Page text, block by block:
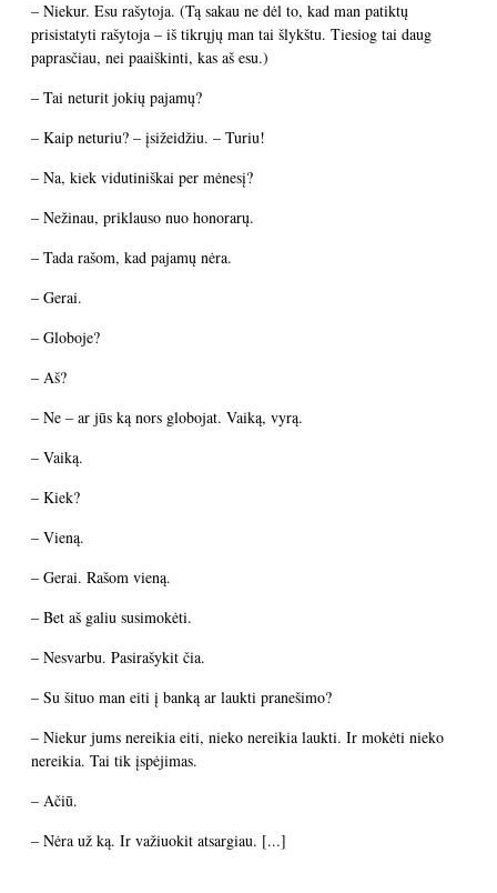
– Niekur. Esu rašytoja. (Tą sakau ne dėl to, kad man patiktų
prisistatyti rašytoja – iš tikrųjų man tai šlykštu. Tiesiog tai daug
paprasčiau, nei paaiškinti, kas aš esu.)
– Tai neturit jokių pajamų?
– Kaip neturiu? – įsižeidžiu. – Turiu!
– Na, kiek vidutiniškai per mėnesį?
– Nežinau, priklauso nuo honorarų.
– Tada rašom, kad pajamų nėra.
– Gerai.
– Globoje?
– Aš?
– Ne – ar jūs ką nors globojat. Vaiką, vyrą.
– Vaiką.
– Kiek?
– Vieną.
– Gerai. Rašom vieną.
– Bet aš galiu susimokėti.
– Nesvarbu. Pasirašykit čia.
– Su šituo man eiti į banką ar laukti pranešimo?
– Niekur jums nereikia eiti, nieko nereikia laukti. Ir mokėti nieko
nereikia. Tai tik įspėjimas.
– Ačiū.
– Nėra už ką. Ir važiuokit atsargiau. [...]